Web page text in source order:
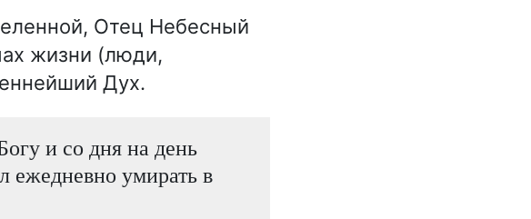
Отец Небесный
жизни (люди,
Дух.
и со дня на день
ежедневно умирать в